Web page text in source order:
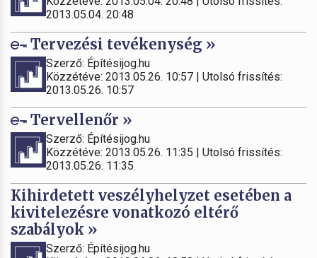
2013.05.04. 20:48
Tervezési tevékenység »
Szerző: Építésijog.hu
Közzétéve: 2013.05.26. 10:57 | Utolsó frissítés:
2013.05.26. 10:57
Tervellenőr »
Szerző: Építésijog.hu
Közzétéve: 2013.05.26. 11:35 | Utolsó frissítés:
2013.05.26. 11:35
Kihirdetett veszélyhelyzet esetében a
kivitelezésre vonatkozó eltérő
szabályok »
Szerző: Építésijog.hu